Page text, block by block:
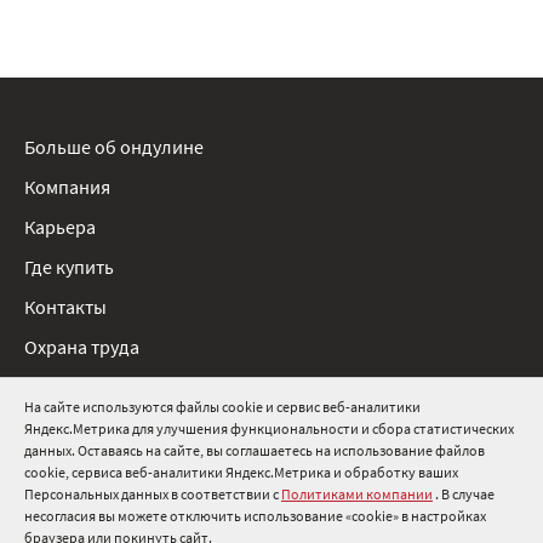
На сайте используются файлы cookie и сервис веб-аналитики
Яндекс.Метрика для улучшения функциональности и сбора статистических
данных. Оставаясь на сайте, вы соглашаетесь на использование файлов
cookie, сервиса веб-аналитики Яндекс.Метрика и обработку ваших
Персональных данных в соответствии с Политиками компании . В случае
несогласия вы можете отключить использование «cookie» в настройках
браузера или покинуть сайт.
8 800 511 91 82
info@onduline.ru
Россия Беларусь Казахстан
Больше об ондулине
Компания
Карьера
Где купить
Контакты
Охрана труда